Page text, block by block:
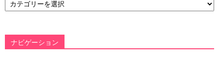
テ
ー
ナビゲーション